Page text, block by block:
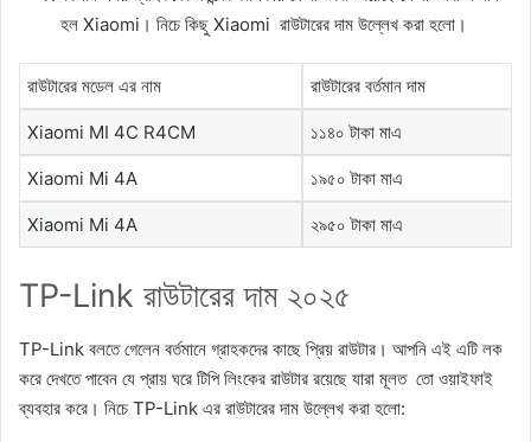
হল Xiaomi। নিচে কিছু Xiaomi রাউটারের দাম উল্লেখ করা হলো।
রাউটারের মডেল এর নাম রাউটারের বর্তমান দাম
Xiaomi MI 4C R4CM ১১৪০ টাকা মাএ
Xiaomi Mi 4A ১৯৫০ টাকা মাএ
Xiaomi Mi 4A ২৯৫০ টাকা মাএ
TP-Link রাউটারের দাম ২০২৫
TP-Link বলতে গেলেন বর্তমানে গ্রাহকদের কাছে প্রিয় রাউটার। আপনি এই এটি লক
করে দেখতে পাবেন যে প্রায় ঘরে টিপি লিংকের রাউটার রয়েছে যারা মূলত তো ওয়াইফাই
ব্যবহার করে। নিচে TP-Link এর রাউটারের দাম উল্লেখ করা হলো: